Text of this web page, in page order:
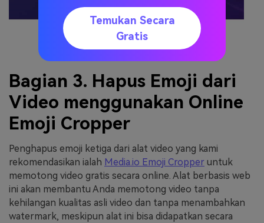
Bagian 3. Hapus Emoji dari
Video menggunakan Online
Emoji Cropper
Penghapus emoji ketiga dari alat video yang kami
rekomendasikan ialah Media.io Emoji Cropper untuk
memotong video gratis secara online. Alat berbasis web
ini akan membantu Anda memotong video tanpa
kehilangan kualitas asli video dan tanpa menambahkan
watermark, meskipun alat ini bisa didapatkan secara
Temukan Secara
Gratis